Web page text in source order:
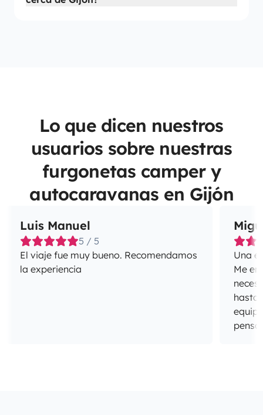
Lo que dicen nuestros
usuarios sobre nuestras
furgonetas camper y
autocaravanas en Gijón
Luis Manuel
5 / 5
El viaje fue muy bueno. Recomendamos
la experiencia
Una
Me
hasta